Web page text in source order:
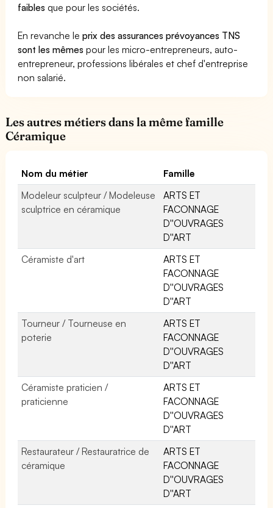
faibles que pour les sociétés.
En revanche leprix des assurances prévoyances TNS
sont les mêmes pour les micro-entrepreneurs, auto-
entrepreneur, professions libérales et chef d'entreprise
non salarié.
Les autres métiers dans la même famille
Céramique
Nom du métier
Famille
Modeleur sculpteur / Modeleuse
sculptrice en céramique
ARTS ET
FACONNAGE
D''OUVRAGES
D''ART
Céramiste d'art
ARTS ET
FACONNAGE
D''OUVRAGES
D''ART
Tourneur / Tourneuse en
poterie
ARTS ET
FACONNAGE
D''OUVRAGES
D''ART
Céramiste praticien /
praticienne
ARTS ET
FACONNAGE
D''OUVRAGES
D''ART
Restaurateur / Restauratrice de
céramique
ARTS ET
FACONNAGE
D''OUVRAGES
D''ART